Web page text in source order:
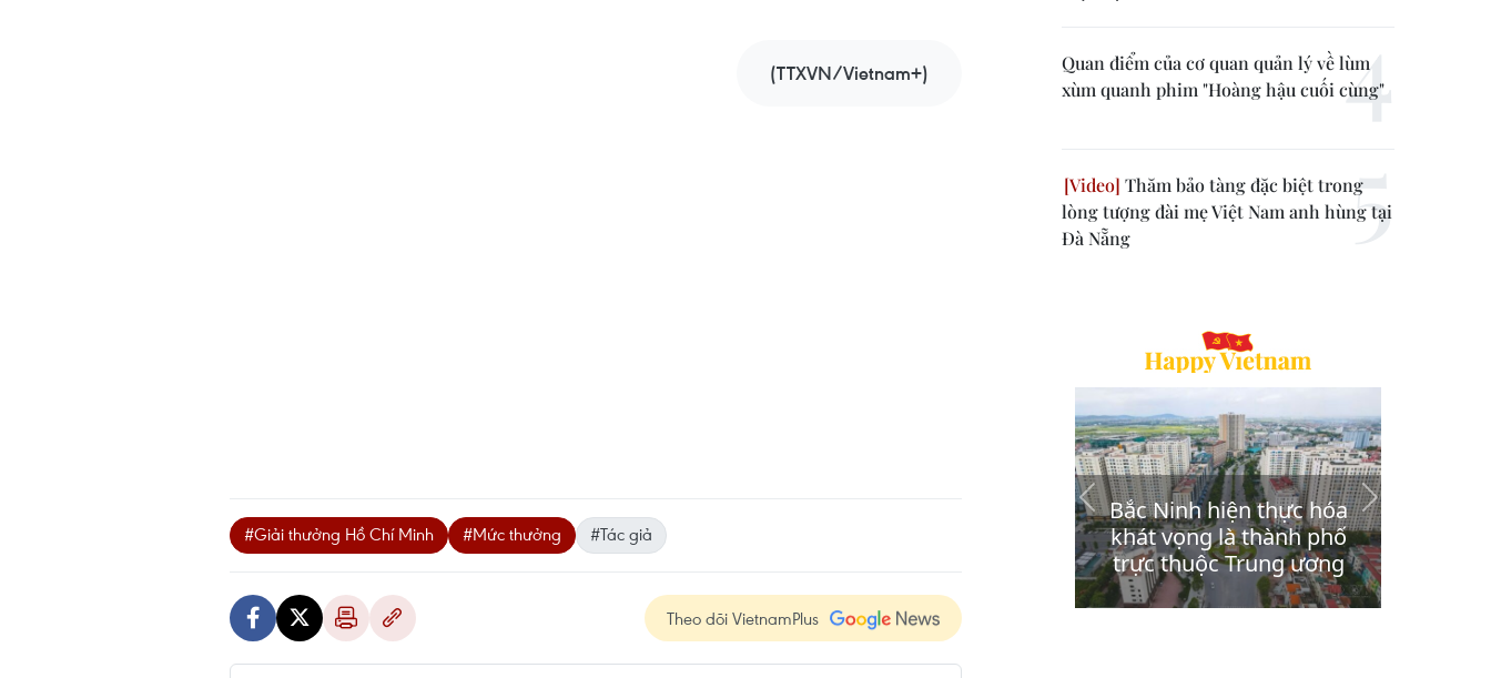
(TTXVN/Vietnam+)
#Giải thưởng Hồ Chí Minh #Mức thưởng #Tác giả
Theo dõi VietnamPlus
Quan điểm của cơ quan quản lý về lùm
xùm quanh phim "Hoàng hậu cuối cùng"
Thăm bảo tàng đặc biệt trong
lòng tượng đài mẹ Việt Nam anh hùng tại
Đà Nẵng